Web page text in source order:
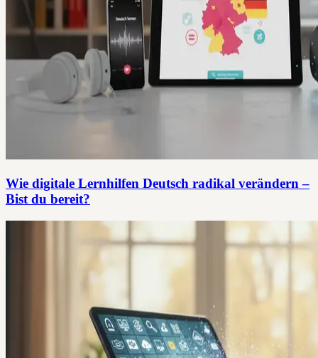
Wie digitale Lernhilfen Deutsch radikal verändern –
Bist du bereit?